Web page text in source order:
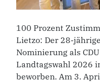
100 Prozent
Lietzo: Der 28-
Nominierung als
Landtagswahl 2026
beworben. Am 3.